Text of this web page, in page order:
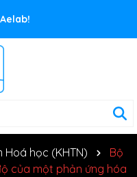
mãi đang chờ đợi
Hoá học (KHTN)
Bộ
của một phản ứng hóa